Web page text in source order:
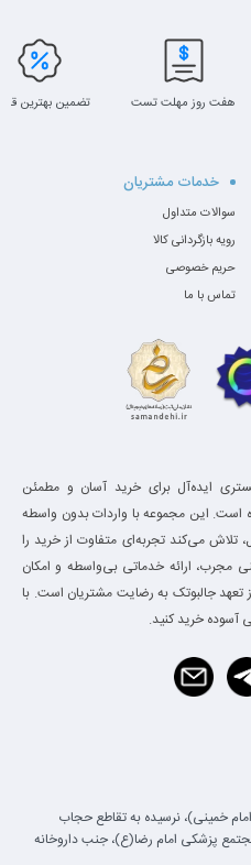
هفت روز مهلت تست تضمین بهترین
خدمات مشتریان
سوالات متداول
رویه بازگردانی کالا
حریم خصوصی
تماس با ما
هدف ایجاد بستری ایده‌آل برای خرید آسان و مطمئن
است. این مجموعه با واردات بدون واسطه
می‌کند تجربه‌ای متفاوت از خرید را
مجرب، ارائه خدماتی بی‌واسطه و امکان
تعهد جالبوتک به رضایت مشتریان است. با
آسوده خرید کنید.
خمینی)، نرسیده به تقاطع حجاب